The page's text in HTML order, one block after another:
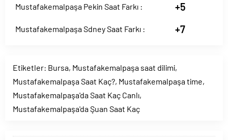
Mustafakemalpaşa Pekin Saat Farkı : +5
Mustafakemalpaşa Sdney Saat Farkı : +7
Etiketler: Bursa, Mustafakemalpaşa saat dilimi,
Mustafakemalpaşa Saat Kaç?, Mustafakemalpaşa time,
Mustafakemalpaşa'da Saat Kaç Canlı,
Mustafakemalpaşa'da Şuan Saat Kaç